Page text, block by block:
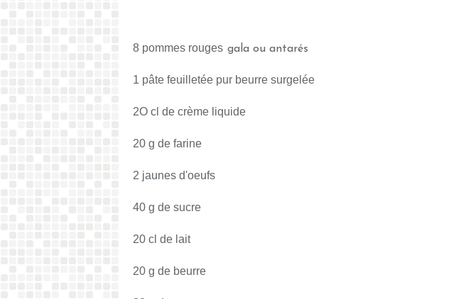
8 pommes rouges gala ou antarés
1 pâte feuilletée pur beurre surgelée
2O cl de crème liquide
20 g de farine
2 jaunes d'oeufs
40 g de sucre
20 cl de lait
20 g de beurre